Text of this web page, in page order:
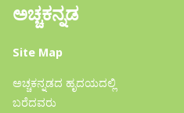
ಅಚ್ಚಕನ್ನಡ
Site Map
ಅಚ್ಚಕನ್ನಡದ ಹೃದಯದಲ್ಲಿ
ಬರೆದವರು